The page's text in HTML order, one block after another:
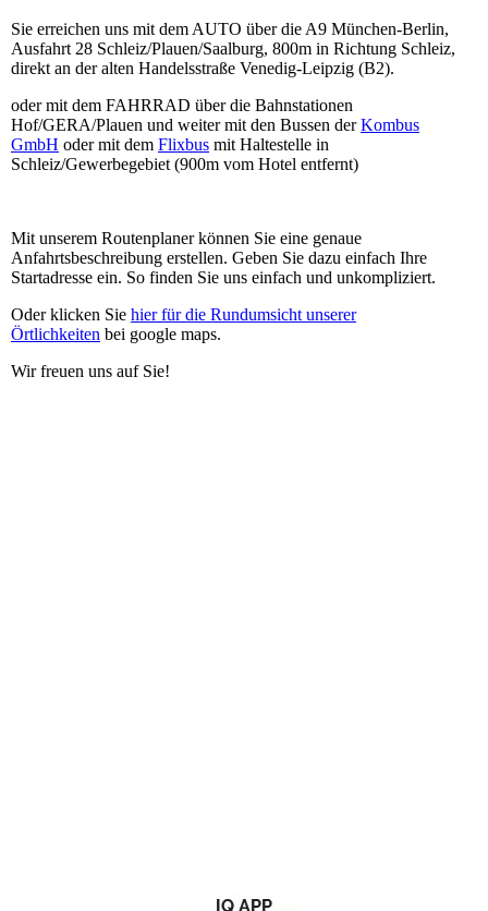
Sie erreichen uns mit dem AUTO über die A9 München-Berlin,
Ausfahrt 28 Schleiz/Plauen/Saalburg, 800m in Richtung Schleiz,
direkt an der alten Handelsstraße Venedig-Leipzig (B2).
oder mit dem FAHRRAD über die Bahnstationen
Hof/GERA/Plauen und weiter mit den Bussen derKombus
GmbH oder mit dem Flixbus mit Haltestelle in
Schleiz/Gewerbegebiet (900m vom Hotel entfernt)
Mit unserem Routenplaner können Sie eine genaue
Anfahrtsbeschreibung erstellen. Geben Sie dazu einfach Ihre
Startadresse ein. So finden Sie uns einfach und unkompliziert.
Oder klicken Sie hier für die Rundumsicht unserer
Örtlichkeiten bei google maps.
Wir freuen uns auf Sie!